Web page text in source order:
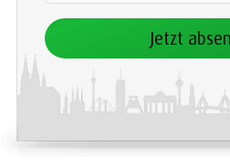
Jetzt